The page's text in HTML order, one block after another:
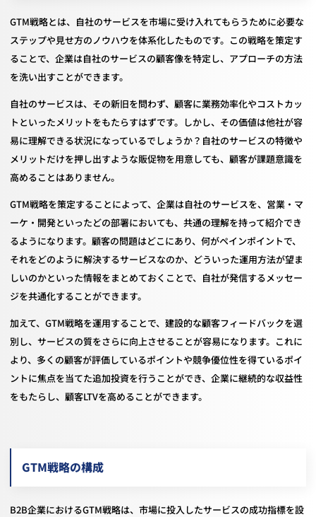
GTM戦略とは、自社のサービスを市場に受け入れてもらうために必要な
ステップや見せ方のノウハウを体系化したものです。この戦略を策定す
ることで、企業は自社のサービスの顧客像を特定し、アプローチの方法
を洗い出すことができます。
自社のサービスは、その新旧を問わず、顧客に業務効率化やコストカッ
トといったメリットをもたらすはずです。しかし、その価値は他社が容
易に理解できる状況になっているでしょうか？自社のサービスの特徴や
メリットだけを押し出すような販促物を用意しても、顧客が課題意識を
高めることはありません。
GTM戦略を策定することによって、企業は自社のサービスを、営業・マ
ーケ・開発といったどの部署においても、共通の理解を持って紹介でき
るようになります。顧客の問題はどこにあり、何がペインポイントで、
それをどのように解決するサービスなのか、どういった運用方法が望ま
しいのかといった情報をまとめておくことで、自社が発信するメッセー
ジを共通化することができます。
加えて、GTM戦略を運用することで、建設的な顧客フィードバックを選
別し、サービスの質をさらに向上させることが容易になります。これに
より、多くの顧客が評価しているポイントや競争優位性を得ているポイ
ントに焦点を当てた追加投資を行うことができ、企業に継続的な収益性
をもたらし、顧客LTVを高めることができます。
GTM戦略の構成
B2B企業におけるGTM戦略は、市場に投入したサービスの成功指標を設